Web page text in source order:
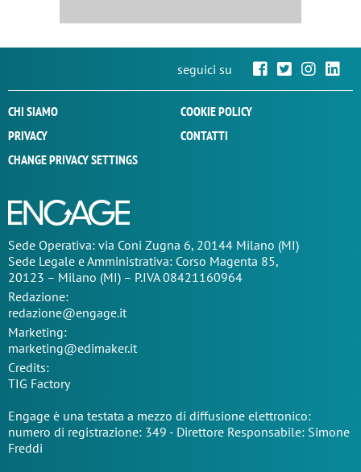
seguici su
CHI SIAMO
COOKIE POLICY
PRIVACY
CONTATTI
CHANGE PRIVACY SETTINGS
Sede Operativa: via Coni Zugna 6, 20144 Milano (MI)
Sede Legale e Amministrativa: Corso Magenta 85,
20123 – Milano (MI) – P.IVA 08421160964
Redazione:
redazione@engage.it
Marketing:
marketing@edimaker.it
Credits:
TIG Factory
Engage è una testata a mezzo di diffusione elettronico:
numero di registrazione: 349 - Direttore Responsabile: Simone
Freddi